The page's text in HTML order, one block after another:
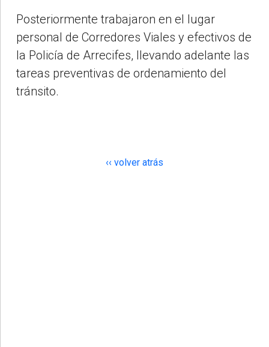
Posteriormente trabajaron en el lugar
personal de Corredores Viales y efectivos de
la Policía de Arrecifes, llevando adelante las
tareas preventivas de ordenamiento del
tránsito.
‹‹ volver atrás